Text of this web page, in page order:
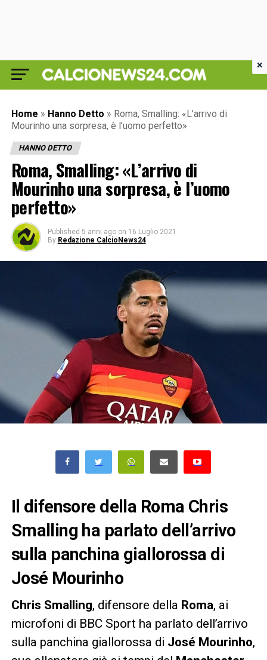
Home » Hanno Detto » Roma, Smalling: «L’arrivo di
Mourinho una sorpresa, è l’uomo perfetto»
HANNO DETTO
Roma, Smalling: «L’arrivo di
Mourinho una sorpresa, è l’uomo
perfetto»
Published 5 anni ago on 16 Luglio 2021
By Redazione CalcioNews24
Il difensore della Roma Chris
Smalling ha parlato dell’arrivo
sulla panchina giallorossa di
José Mourinho
Chris Smalling, difensore della Roma, ai
microfoni di BBC Sport ha parlato dell’arrivo
sulla panchina giallorossa di José Mourinho,
×